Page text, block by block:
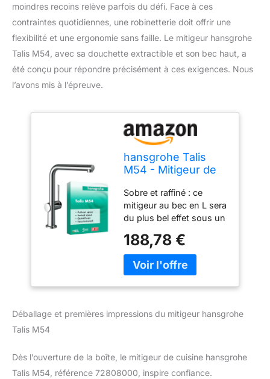
moindres recoins relève parfois du défi. Face à ces
contraintes quotidiennes, une robinetterie doit offrir une
flexibilité et une ergonomie sans faille. Le mitigeur hansgrohe
Talis M54, avec sa douchette extractible et son bec haut, a
été conçu pour répondre précisément à ces exigences. Nous
l’avons mis à l’épreuve.
hansgrohe Talis
M54 - Mitigeur de
douchette
extractible, 1 jet,
Robinet avec
hauteur sous bec
270 mm,
Robinetterie avec
bec pivotant et
extensible, Chromé,
Sobre et raffiné : ce
mitigeur au bec en L sera
du plus bel effet sous un
plus grande liberté de
mouvement : 265 mm
d’espace entre le bec et
Plus de confort : avec
rayon d’action et un
rinçage ciblé des fruits et
188,78 €
Déballage et premières impressions du mitigeur hansgrohe
Talis M54
Dès l’ouverture de la boîte, le mitigeur de cuisine hansgrohe
Talis M54, référence 72808000, inspire confiance.